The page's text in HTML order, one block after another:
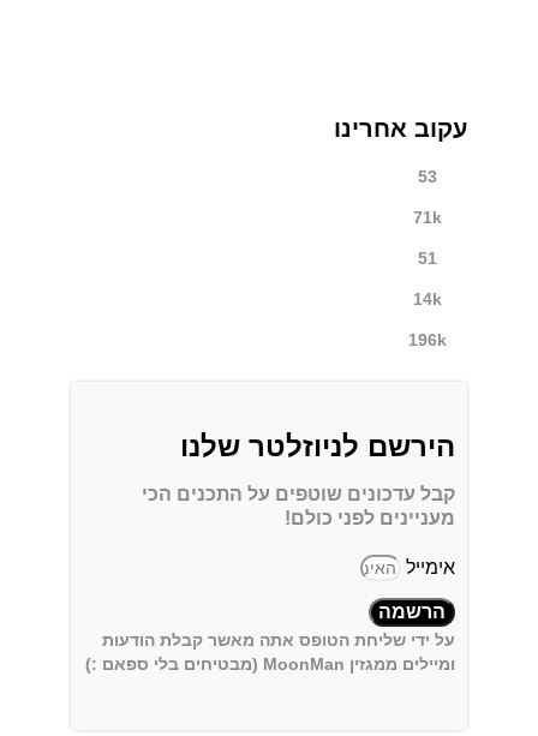
עקוב אחרינו
53
71k
51
14k
196k
הירשם לניוזלטר שלנו
קבל עדכונים שוטפים על התכנים הכי
מעניינים לפני כולם!
אימייל
הרשמה
על ידי שליחת הטופס אתה מאשר קבלת הודעות
ומיילים ממגזין MoonMan (מבטיחים בלי ספאם :)